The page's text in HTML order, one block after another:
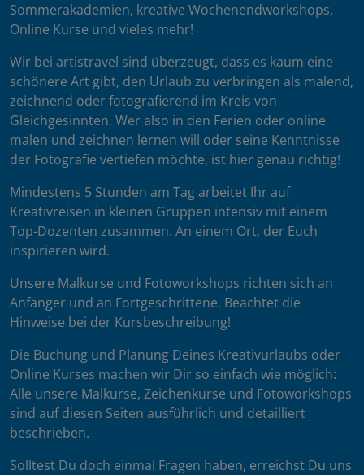
Sommerakademien, kreative Wochenendworkshops,
Online Kurse und vieles mehr!
Wir bei artistravel sind überzeugt, dass es kaum eine
schönere Art gibt, den Urlaub zu verbringen als malend,
zeichnend oder fotografierend im Kreis von
Gleichgesinnten. Wer also in den Ferien oder online
malen und zeichnen lernen will oder seine Kenntnisse
der Fotografie vertiefen möchte, ist hier genau richtig!
Mindestens 5 Stunden am Tag arbeitet Ihr auf
Kreativreisen in kleinen Gruppen intensiv mit einem
Top-Dozenten zusammen. An einem Ort, der Euch
inspirieren wird.
Unsere Malkurse und Fotoworkshops richten sich an
Anfänger und an Fortgeschrittene. Beachtet die
Hinweise bei der Kursbeschreibung!
Die Buchung und Planung Deines Kreativurlaubs oder
Online Kurses machen wir Dir so einfach wie möglich:
Alle unsere Malkurse, Zeichenkurse und Fotoworkshops
sind auf diesen Seiten ausführlich und detailliert
beschrieben.
Solltest Du doch einmal Fragen haben, erreichst Du uns